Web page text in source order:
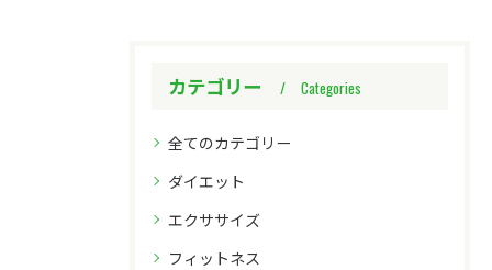
カテゴリー Categories
全てのカテゴリー
ダイエット
エクササイズ
フィットネス